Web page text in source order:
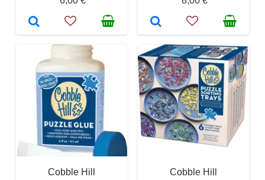
Cobble Hill Cobble Hill